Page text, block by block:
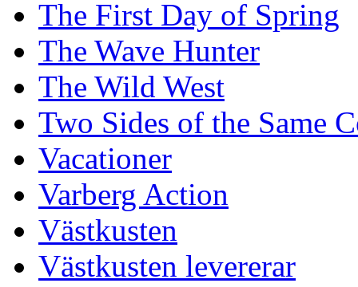
The First Day of Spring
The Wave Hunter
The Wild West
Two Sides of the Same
Vacationer
Varberg Action
Västkusten
Västkusten levererar